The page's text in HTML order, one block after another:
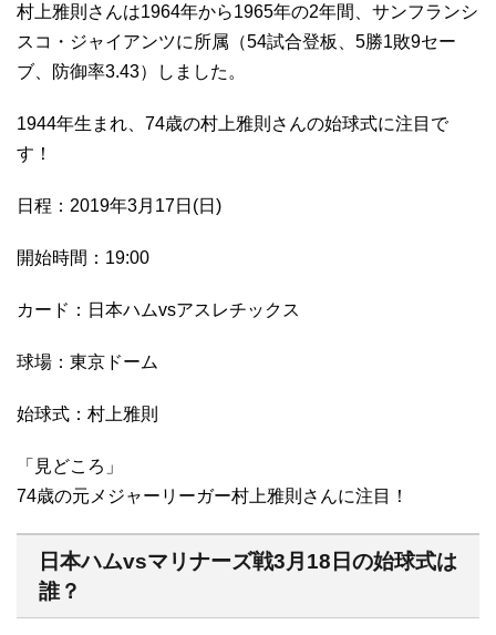
村上雅則さんは1964年から1965年の2年間、サンフランシ
スコ・ジャイアンツに所属（54試合登板、5勝1敗9セー
ブ、防御率3.43）しました。
1944年生まれ、74歳の村上雅則さんの始球式に注目で
す！
日程：2019年3月17日(日)
開始時間：19:00
カード：日本ハムvsアスレチックス
球場：東京ドーム
始球式：村上雅則
「見どころ」
74歳の元メジャーリーガー村上雅則さんに注目！
日本ハムvsマリナーズ戦3月18日の始球式は
誰？